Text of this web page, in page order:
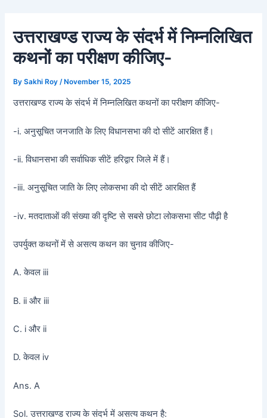
content
उत्तराखण्ड राज्य के संदर्भ में निम्नलिखित
कथनों का परीक्षण कीजिए-
BySakhi Roy /November 15, 2025
उत्तराखण्ड राज्य के संदर्भ में निम्नलिखित कथनों का परीक्षण कीजिए-
-i. अनुसूचित जनजाति के लिए विधानसभा की दो सीटें आरक्षित हैं।
-ii. विधानसभा की सर्वाधिक सीटें हरिद्वार जिले में हैं।
-iii. अनुसूचित जाति के लिए लोकसभा की दो सीटें आरक्षित हैं
-iv. मतदाताओं की संख्या की दृष्टि से सबसे छोटा लोकसभा सीट पौढ़ी है
उपर्युक्त कथनों में से असत्य कथन का चुनाव कीजिए-
A. केवल iii
B. ii और iii
C. i और ii
D. केवल iv
Ans. A
Sol. उत्तराखण्ड राज्य के संदर्भ में असत्य कथन है: